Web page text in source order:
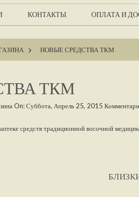
КОНТАКТЫ ОПЛАТА И
> НОВЫЕ СРЕДСТВА ТКМ
ТКМ
On:Суббота, Апрель 25, 2015
средств традиционной восочной